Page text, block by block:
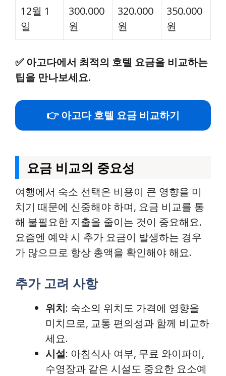
12월 1
일
300.000
원
320.000
원
350.000
원
✅ 아고다에서 최적의 호텔 요금을 비교하는
팁을 만나보세요.
👉 아고다 호텔 요금 비교하기
요금 비교의 중요성
여행에서 숙소 선택은 비용이 큰 영향을 미
치기 때문에 신중해야 하며, 요금 비교를 통
해 불필요한 지출을 줄이는 것이 중요해요.
요즘엔 예약 시 추가 요금이 발생하는 경우
가 많으므로 항상 총액을 확인해야 해요.
추가 고려 사항
위치: 숙소의 위치도 가격에 영향을
미치므로, 교통 편의성과 함께 비교하
세요.
시설: 아침식사 여부, 무료 와이파이,
수영장과 같은 시설도 중요한 요소예